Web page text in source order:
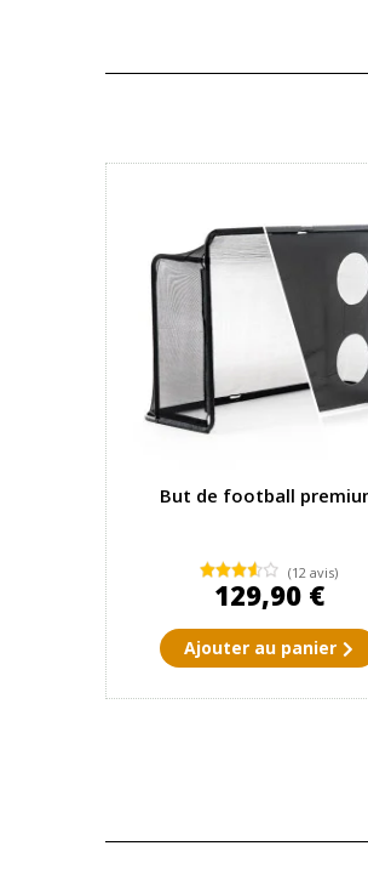
But de football
(12 avis)
129,90 €
Ajouter au panier